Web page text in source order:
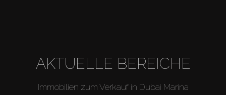
AKTUELLE BEREICHE
Immobilien zum Verkauf in Dubai Marina